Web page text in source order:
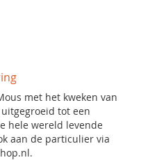
met het kweken van
tot een
hele wereld levende
aan de particulier via